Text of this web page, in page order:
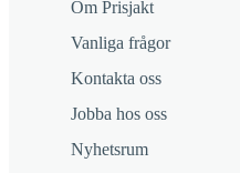
Om Prisjakt
Vanliga frågor
Kontakta oss
Jobba hos oss
Nyhetsrum